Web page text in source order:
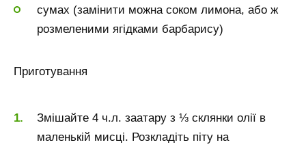
сумах (замінити можна соком лимона, або ж
розмеленими ягідками барбарису)
Приготування
Змішайте 4 ч.л. заатару з ⅓ склянки олії в
маленькій мисці. Розкладіть піту на